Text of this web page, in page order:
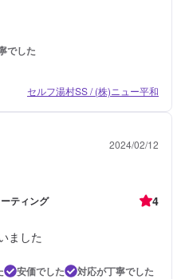
でした
セルフ湯村SS / (株)ニュー平和
2024/02/12
ティング 4
ました
安価でした
対応が丁寧でした